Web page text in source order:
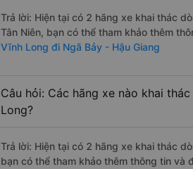
Trả lời: Hiện tại có 2 hãng xe khai thác
Tân Niên, bạn có thể tham khảo thêm
Vĩnh Long đi Ngã Bảy - Hậu Giang
Câu hỏi: Các hãng xe nào khai
Long?
Trả lời: Hiện tại có 2 hãng xe khai thác
bạn có thể tham khảo thêm thông tin và